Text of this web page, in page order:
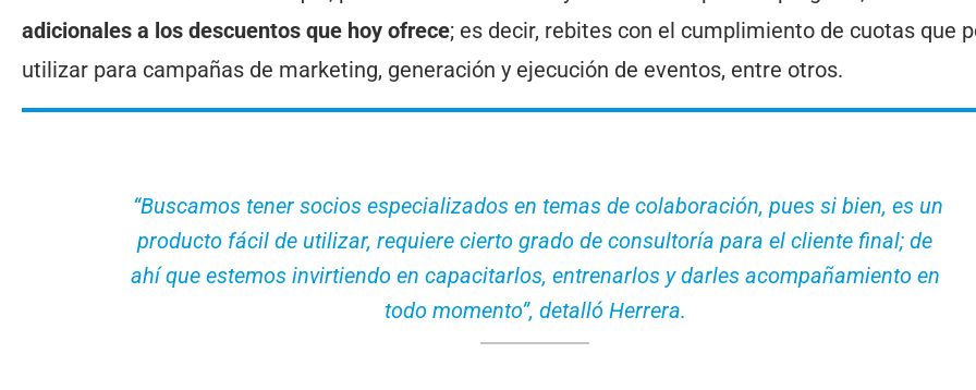
adicionales a los descuentos que hoy ofrece; es decir, rebites con el cumplimiento de cuotas que
utilizar para campañas de marketing, generación y ejecución de eventos, entre otros.
“Buscamos tener socios especializados en temas de colaboración, pues si bien, es un
producto fácil de utilizar, requiere cierto grado de consultoría para el cliente final; de
ahí que estemos invirtiendo en capacitarlos, entrenarlos y darles acompañamiento en
todo momento”, detalló Herrera.